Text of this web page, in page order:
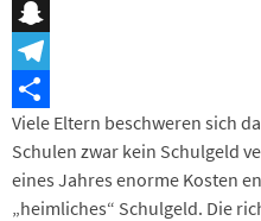
Messenger
Snapchat
Telegram
Teilen
Viele Eltern beschweren sich
Schulen zwar kein Schulgeld
eines Jahres enorme Kosten
„heimliches“ Schulgeld. Die